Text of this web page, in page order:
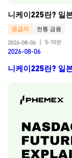
니케이225란? 일
중급자
전통 금융
2026-08-06
5-10분
2026-08-06
니케이225란? 일